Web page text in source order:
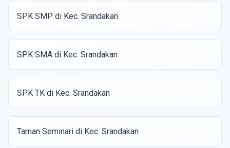
SPK SMP di Kec. Srandakan
SPK SMA di Kec. Srandakan
SPK TK di Kec. Srandakan
Taman Seminari di Kec. Srandakan